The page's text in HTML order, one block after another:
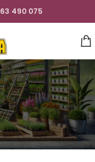
490 075
Prikaz svih 11 rezultata